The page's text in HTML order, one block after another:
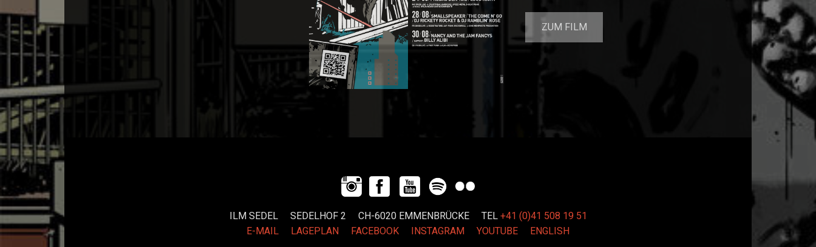
ZUM FILM
ILM SEDEL SEDELHOF 2 CH-6020 EMMENBRÜCKE TEL+41 (0)41 508 19 51
E-MAIL
LAGEPLAN FACEBOOK INSTAGRAM YOUTUBE ENGLISH